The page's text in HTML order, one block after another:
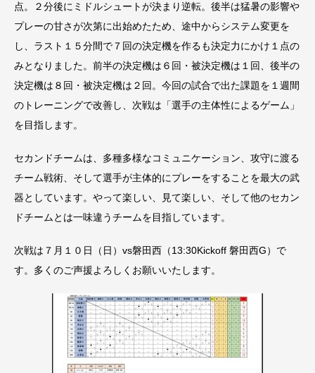
点。２分後にミドルシュートが決まり逆転。後半は猛暑の影響や
プレーの甘さが次第に出始めたため、途中からシステム変更を
し、ラスト１５分間で７回の決定機を作るも決定力にかけ１点の
みとなりました。前半の決定機は６回・被決定機は１回、後半の
決定機は８回・被決定機は２回。今回の試合で出た課題を１週間
のトレーニングで改善し、次戦は「選手の主体性によるゲーム」
を目指します。
セカンドチームは、多種多様なコミュニケーション、攻守に渡る
チーム戦術、そして選手が主体的にプレーをすることを最大の武
器としています。やって楽しい、見て楽しい、そして他のセカン
ドチームとは一味違うチームを目指しています。
次戦は７月１０日（日）vs磐田西（13:30Kickoff 磐田西G）で
す。多くのご声援よろしくお願いいたします。